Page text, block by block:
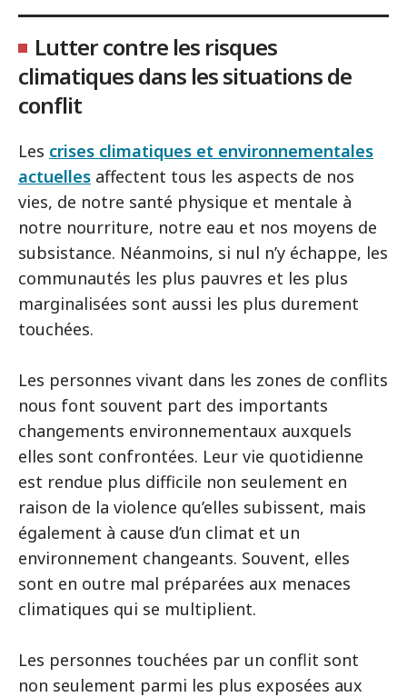
Lutter contre les risques
climatiques dans les situations de
conflit
Les crises climatiques et environnementales
actuelles affectent tous les aspects de nos
vies, de notre santé physique et mentale à
notre nourriture, notre eau et nos moyens de
subsistance. Néanmoins, si nul n’y échappe, les
communautés les plus pauvres et les plus
marginalisées sont aussi les plus durement
touchées.
Les personnes vivant dans les zones de conflits
nous font souvent part des importants
changements environnementaux auxquels
elles sont confrontées. Leur vie quotidienne
est rendue plus difficile non seulement en
raison de la violence qu’elles subissent, mais
également à cause d’un climat et un
environnement changeants. Souvent, elles
sont en outre mal préparées aux menaces
climatiques qui se multiplient.
Les personnes touchées par un conflit sont
non seulement parmi les plus exposées aux